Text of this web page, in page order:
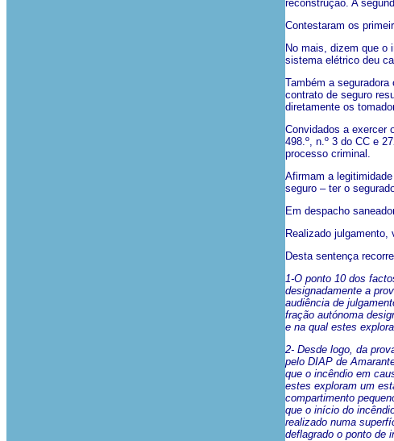
reconstrução. A
Contestaram os
No mais, dizem que o
sistema elétrico deu
Também a
contrato de seguro
diretamente os
Convidados a exercer
498.º, n.º 3 do CC e
processo criminal.
Afirmam a
seguro – ter o
Em despacho
Realizado
Desta sentença
1-O ponto 10 dos
designadamente a
audiência de
fração autónoma
e na qual estes
2- Desde logo, da
pelo DIAP de
que o incêndio em
estes exploram um
compartimento
que o início do
realizado numa
deflagrado o ponto de